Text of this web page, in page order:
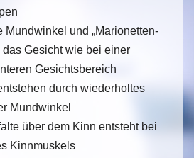
Mundwinkel und „Marionetten-
das Gesicht wie bei einer
Gesichtsbereich
durch wiederholtes
Mundwinkel
über dem Kinn entsteht bei
Kinnmuskels